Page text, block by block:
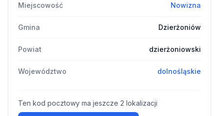
Miejscowość Nowizna
Gmina Dzierżoniów
Powiat dzierżoniowski
Województwo dolnośląskie
Ten kod pocztowy ma jeszcze 2 lokalizacji